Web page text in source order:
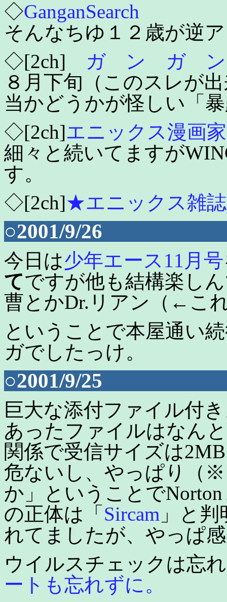
◇GanganSearch
そんなちゆ１２歳が逆
◇[2ch] ガ ン ガ
８月下旬（このスレが
当かどうかが怪しい「
◇[2ch]エニックス漫画
細々と続いてますが
す。
◇[2ch]★エニックス雑
○2001/9/26
今日は少年エース11月号
てですが他も結構楽し
曹とかDr.リアン（←こ
ということで本屋通い
ガでしたっけ。
○2001/9/25
巨大な添付ファイル付
あったファイルはなん
関係で受信サイズは
危ないし、やっぱり（
か」ということで
の正体は「 Sircam 」と
れてましたが、やっぱ
ウイルスチェックは忘
ートも忘れずに。